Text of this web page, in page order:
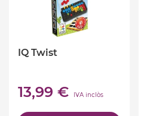
IQ Twist
13,99 € IVA inclòs